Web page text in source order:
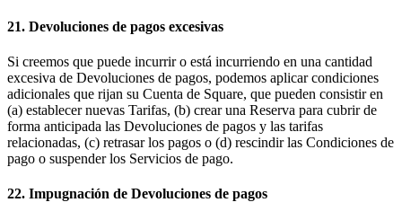
21. Devoluciones de pagos excesivas
Si creemos que puede incurrir o está incurriendo en una cantidad
excesiva de Devoluciones de pagos, podemos aplicar condiciones
adicionales que rijan su Cuenta de Square, que pueden consistir en
(a) establecer nuevas Tarifas, (b) crear una Reserva para cubrir de
forma anticipada las Devoluciones de pagos y las tarifas
relacionadas, (c) retrasar los pagos o (d) rescindir las Condiciones de
pago o suspender los Servicios de pago.
22. Impugnación de Devoluciones de pagos